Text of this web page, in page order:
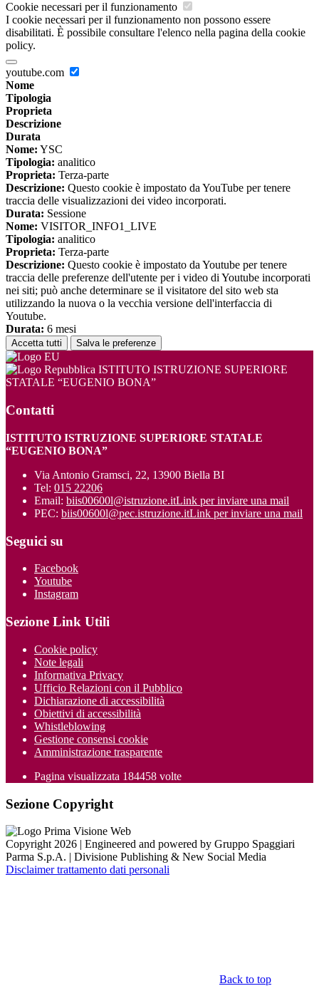
Cookie necessari per il funzionamento
I cookie necessari per il funzionamento non possono essere
disabilitati. È possibile consultare l'elenco nella pagina della cookie
policy.
youtube.com
Nome
Tipologia
Proprieta
Descrizione
Durata
Nome: YSC
Tipologia: analitico
Proprieta: Terza-parte
Descrizione: Questo cookie è impostato da YouTube per tenere
traccia delle visualizzazioni dei video incorporati.
Durata: Sessione
Nome: VISITOR_INFO1_LIVE
Tipologia: analitico
Proprieta: Terza-parte
Descrizione: Questo cookie è impostato da Youtube per tenere
traccia delle preferenze dell'utente per i video di Youtube incorporati
nei siti; può anche determinare se il visitatore del sito web sta
utilizzando la nuova o la vecchia versione dell'interfaccia di
Youtube.
Durata: 6 mesi
Accetta tutti Salva le preferenze
ISTITUTO ISTRUZIONE SUPERIORE
STATALE “EUGENIO BONA”
Contatti
ISTITUTO ISTRUZIONE SUPERIORE STATALE
“EUGENIO BONA”
Via Antonio Gramsci, 22, 13900 Biella BI
Tel: 015 22206
Email: biis00600l@istruzione.itLink per inviare una mail
PEC: biis00600l@pec.istruzione.itLink per inviare una mail
Seguici su
Facebook
Youtube
Instagram
Sezione Link Utili
Cookie policy
Note legali
Informativa Privacy
Ufficio Relazioni con il Pubblico
Dichiarazione di accessibilità
Obiettivi di accessibilità
Whistleblowing
Gestione consensi cookie
Amministrazione trasparente
Pagina visualizzata 184458 volte
Sezione Copyright
Copyright 2026 | Engineered and powered by Gruppo Spaggiari
Parma S.p.A. | Divisione Publishing & New Social Media
Disclaimer trattamento dati personali
Back to top